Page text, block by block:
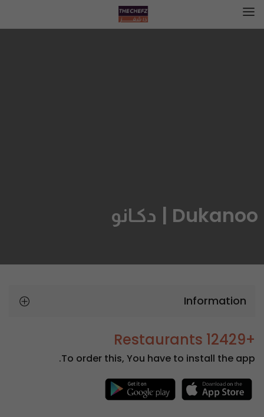
Dukanoo | دكـانو
Information
+12429 Restaurants
To order this, You have to install the app.